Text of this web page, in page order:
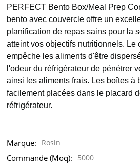
PERFECT Bento Box/Meal Prep
bento avec couvercle offre un
planification de repas sains pour la
atteint vos objectifs nutritionnels. Le
empêche les aliments d'être
l'odeur du réfrigérateur de pénétrer
ainsi les aliments frais. Les boîtes à
facilement placées dans le placard
réfrigérateur.
Marque: Rosin
Commande (moq): 5000